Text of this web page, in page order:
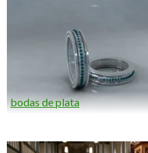
bodas de plata